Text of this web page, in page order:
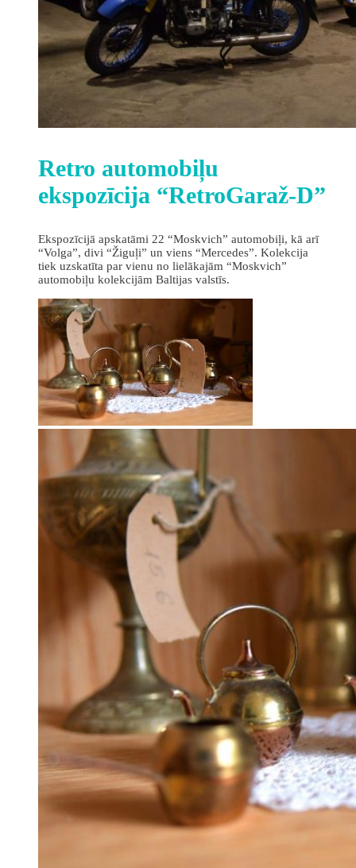
Retro automobiļu
ekspozīcija “RetroGaraž-D”
Ekspozīcijā apskatāmi 22 “Moskvich” automobiļi, kā arī
“Volga”, divi “Žiguļi” un viens “Mercedes”. Kolekcija
tiek uzskatīta par vienu no lielākajām “Moskvich”
automobiļu kolekcijām Baltijas valstīs.